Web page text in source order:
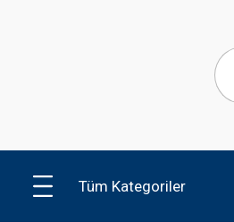
Tüm Kategoriler